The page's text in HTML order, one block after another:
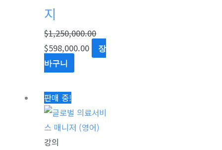
지
$1,250,000.00
$598,000.00
장
바구니
판매 중!
강의
래
가
재